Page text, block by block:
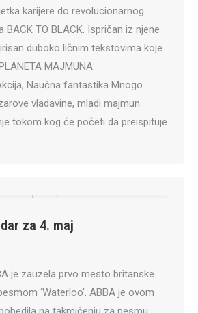
karijere do revolucionarnog
BACK TO BLACK. Ispričan iz njene
duboko ličnim tekstovima koje
MAJMUNA:
Naučna fantastika Mnogo
vladavine, mladi majmun
tokom kog će početi da preispituje
za 4. maj
je zauzela prvo mesto britanske
‘Waterloo’. ABBA je ovom